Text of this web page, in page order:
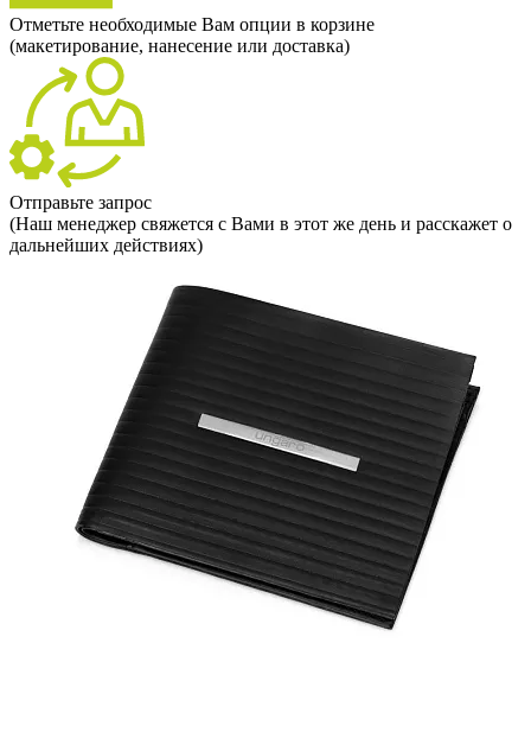
Отметьте необходимые Вам опции в корзине
(макетирование, нанесение или доставка)
Отправьте запрос
(Наш менеджер свяжется с Вами в этот же день и расскажет о
дальнейших действиях)